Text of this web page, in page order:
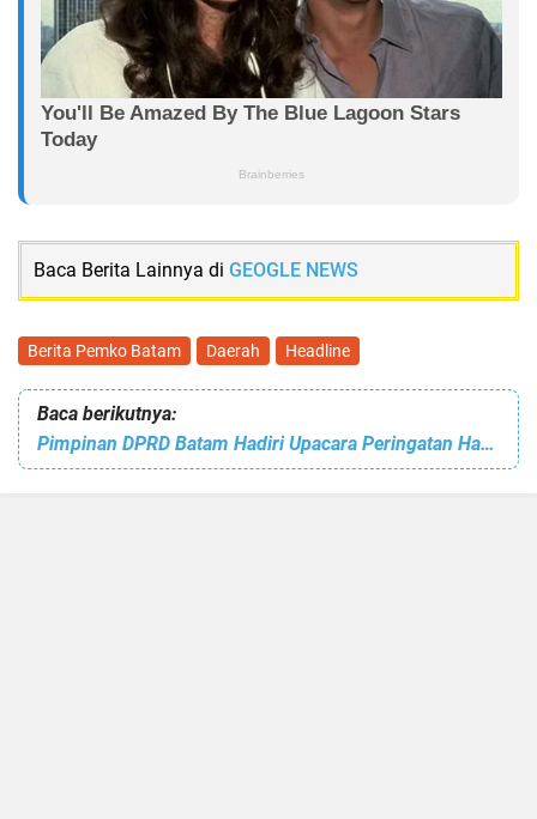
Baca Berita Lainnya di GEOGLE NEWS
Berita Pemko Batam Daerah Headline
Baca berikutnya:
Pimpinan DPRD Batam Hadiri Upacara Peringatan Harkitnas Ke-118 Tingkat Kota Batam